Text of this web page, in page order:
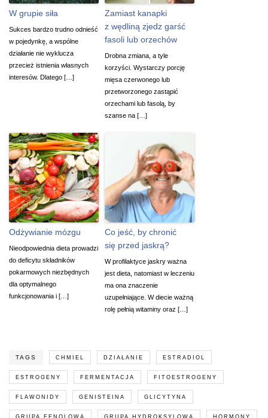
W grupie siła
Sukces bardzo trudno odnieść
w pojedynkę, a wspólne
działanie nie wyklucza
przecież istnienia własnych
interesów. Dlatego […]
Zamiast kanapki
z wędliną zjedz garść
fasoli lub orzechów
Drobna zmiana, a tyle
korzyści. Wystarczy porcję
mięsa czerwonego lub
przetworzonego zastąpić
orzechami lub fasolą, by
szanse na […]
Odżywianie mózgu
Nieodpowiednia dieta prowadzi
do deficytu składników
pokarmowych niezbędnych
dla optymalnego
funkcjonowania i […]
Co jeść, by chronić
się przed jaskrą?
W profilaktyce jaskry ważna
jest dieta, natomiast w leczeniu
ma ona znaczenie
uzupełniające. W diecie ważną
rolę pełnią witaminy oraz […]
TAGS CHMIEL DZIAŁANIE ESTRADIOL
ESTROGENY FERMENTACJA FITOESTROGENY
FLAWONIDY GENISTEINA GLICYTYNA
GRUPA FENOLOWA GRUPA HYDROKSYLOWA HORMONY